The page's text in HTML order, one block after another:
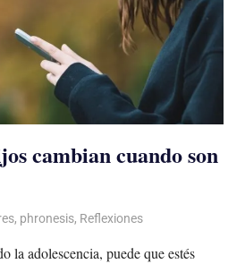
cambian cuando son
Poco
, phronesis, Reflexiones
la adolescencia, puede que estés